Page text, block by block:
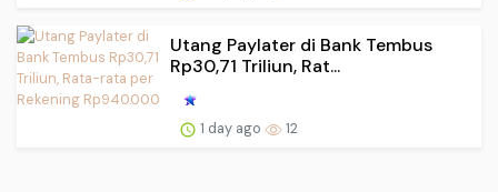
Utang Paylater di Bank Tembus
Rp30,71 Triliun, Rat...
1 day ago 12